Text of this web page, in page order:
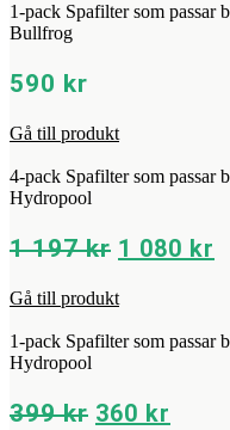
1-pack Spafilter som passar
Bullfrog
590 kr
Gå till produkt
4-pack Spafilter som passar
Hydropool
1 197kr Det
priset
var:
1 080 kr
Gå till produkt
1-pack Spafilter som passar
Hydropool
399kr Det
360 kr